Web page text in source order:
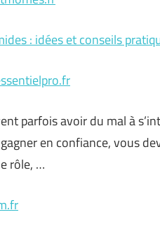
: idées et conseils
parfois avoir du mal à
en confiance, vous
rôle, …